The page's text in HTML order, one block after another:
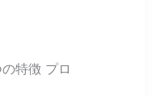
特徴 プロ